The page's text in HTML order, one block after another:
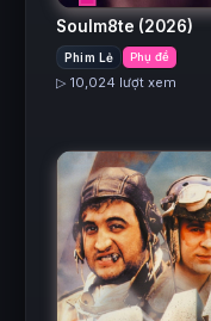
Soulm8te (2026)
Phim Lẻ Phụ đề
▷ 10,024 lượt xem